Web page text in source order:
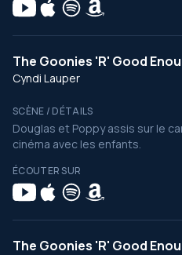
The Goonies 'R' Good
Cyndi Lauper
SCÈNE / DÉTAILS
Douglas et Poppy assis sur le
cinéma avec les enfants.
ÉCOUTER SUR
The Goonies 'R' Good